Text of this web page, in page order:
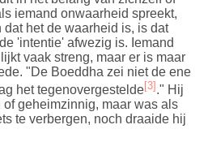
iemand onwaarheid spreekt,
dat het de waarheid is, is dat
'intentie' afwezig is. Iemand
vaak streng, maar er is maar
"De Boeddha zei niet de ene
het tegenovergestelde[3] ." Hij
geheimzinnig, maar was als
te verbergen, noch draaide hij